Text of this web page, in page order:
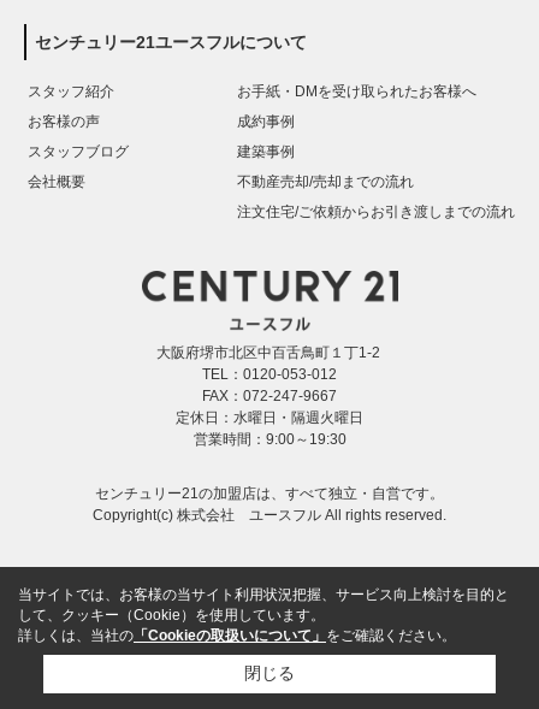
センチュリー21ユースフルについて
スタッフ紹介
お客様の声
スタッフブログ
会社概要
お手紙・DMを受け取られたお客様へ
成約事例
建築事例
不動産売却/売却までの流れ
注文住宅/ご依頼からお引き渡しまでの流れ
大阪府堺市北区中百舌鳥町１丁1-2
TEL：0120-053-012
FAX：072-247-9667
定休日：水曜日・隔週火曜日
営業時間：9:00～19:30
センチュリー21の加盟店は、すべて独立・自営です。
Copyright(c) 株式会社 ユースフル All rights reserved.
当サイトでは、お客様の当サイト利用状況把握、サービス向上検討を目的と
して、クッキー（Cookie）を使用しています。
詳しくは、当社の 「Cookieの取扱いについて」 をご確認ください。
閉じる